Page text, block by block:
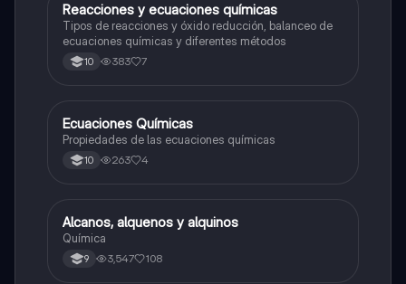
Química
Reacciones y ecuaciones químicas
Tipos de reacciones y óxido reducción, balanceo de
ecuaciones químicas y diferentes métodos
10 383 7
Química
Ecuaciones Químicas
Propiedades de las ecuaciones químicas
10 263 4
Química
Alcanos, alquenos y alquinos
Química
9 3,547 108